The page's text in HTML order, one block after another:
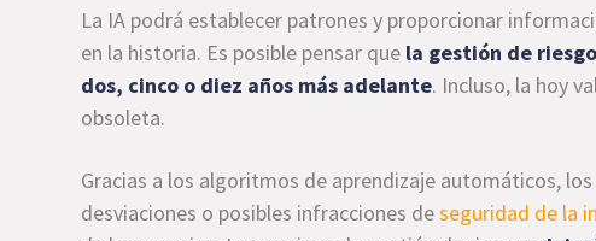
La IA podrá establecer patrones y proporcionar
en la historia. Es posible pensar que la gestión de
dos, cinco o diez años más adelante. Incluso, la hoy
obsoleta.
Gracias a los algoritmos de aprendizaje automáticos,
desviaciones o posibles infracciones deseguridad de la